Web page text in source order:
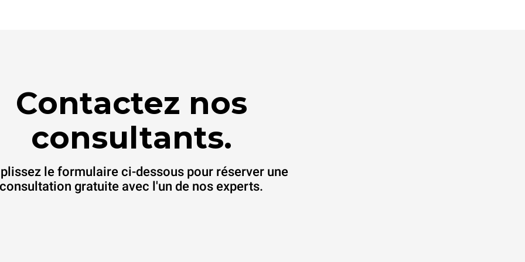
Contactez nos
consultants.
le formulaire ci-dessous pour réserver une
consultation gratuite avec l'un de nos experts.